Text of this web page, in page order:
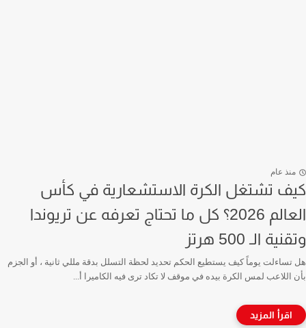
منذ عام
كيف تشتغل الكرة الاستشعارية في كأس
العالم 2026؟ كل ما تحتاج تعرفه عن تريوندا
وتقنية الـ 500 هرتز
هل تساءلت يوماً كيف يستطيع الحكم تحديد لحظة التسلل بدقة مللي ثانية ، أو الجزم
بأن اللاعب لمس الكرة بيده في موقف لا تكاد ترى فيه الكاميرا أ...